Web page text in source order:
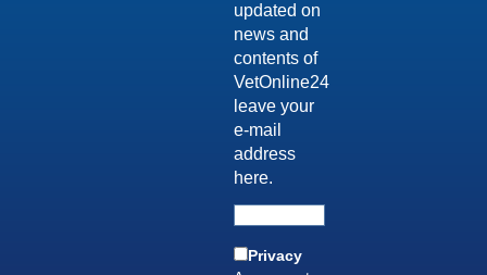
updated on
news and
contents of
VetOnline24
leave your
e-mail
address
here.
Privacy